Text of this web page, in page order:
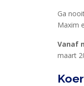
Ga
Maxim
Vanaf
maart